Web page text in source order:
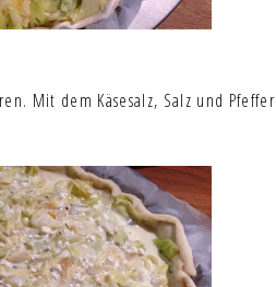
Mit dem Käsesalz, Salz und Pfeffer